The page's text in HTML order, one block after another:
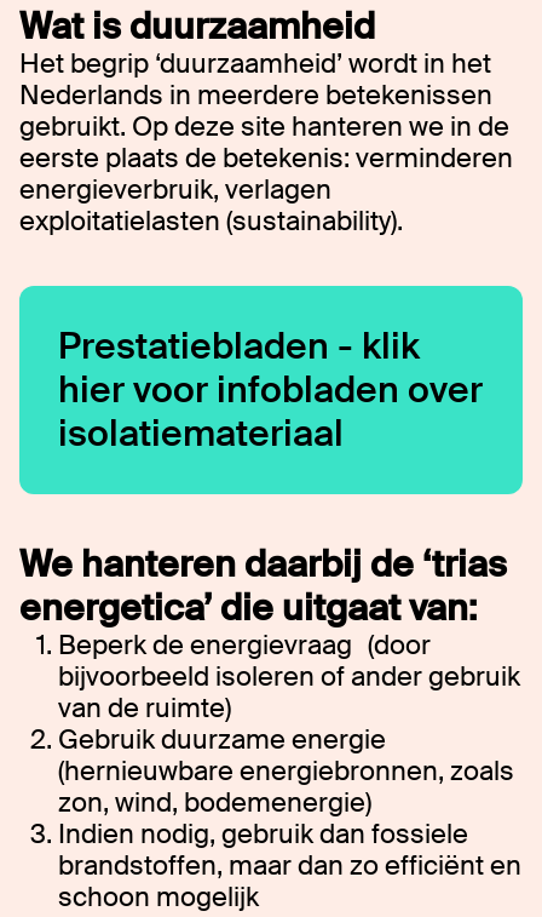
Wat is duurzaamheid
Het begrip ‘duurzaamheid’ wordt in het
Nederlands in meerdere betekenissen
gebruikt. Op deze site hanteren we in de
eerste plaats de betekenis: verminderen
energieverbruik, verlagen
exploitatielasten (sustainability).
Prestatiebladen - klik
hier voor infobladen over
isolatiemateriaal
We hanteren daarbij de ‘trias
energetica’ die uitgaat van:
Beperk de energievraag (door
bijvoorbeeld isoleren of ander gebruik
van de ruimte)
Gebruik duurzame energie
(hernieuwbare energiebronnen, zoals
zon, wind, bodemenergie)
Indien nodig, gebruik dan fossiele
brandstoffen, maar dan zo efficiënt en
schoon mogelijk